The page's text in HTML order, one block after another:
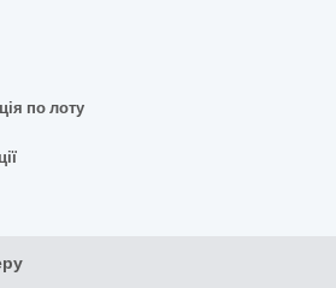
по лоту